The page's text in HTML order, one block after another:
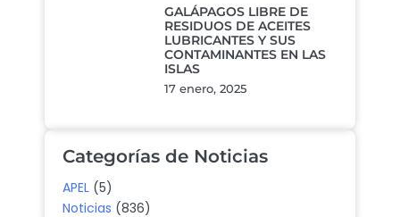
GALÁPAGOS LIBRE DE
RESIDUOS DE ACEITES
LUBRICANTES Y SUS
CONTAMINANTES EN LAS
ISLAS
17 enero, 2025
Categorías de Noticias
APEL (5)
Noticias (836)